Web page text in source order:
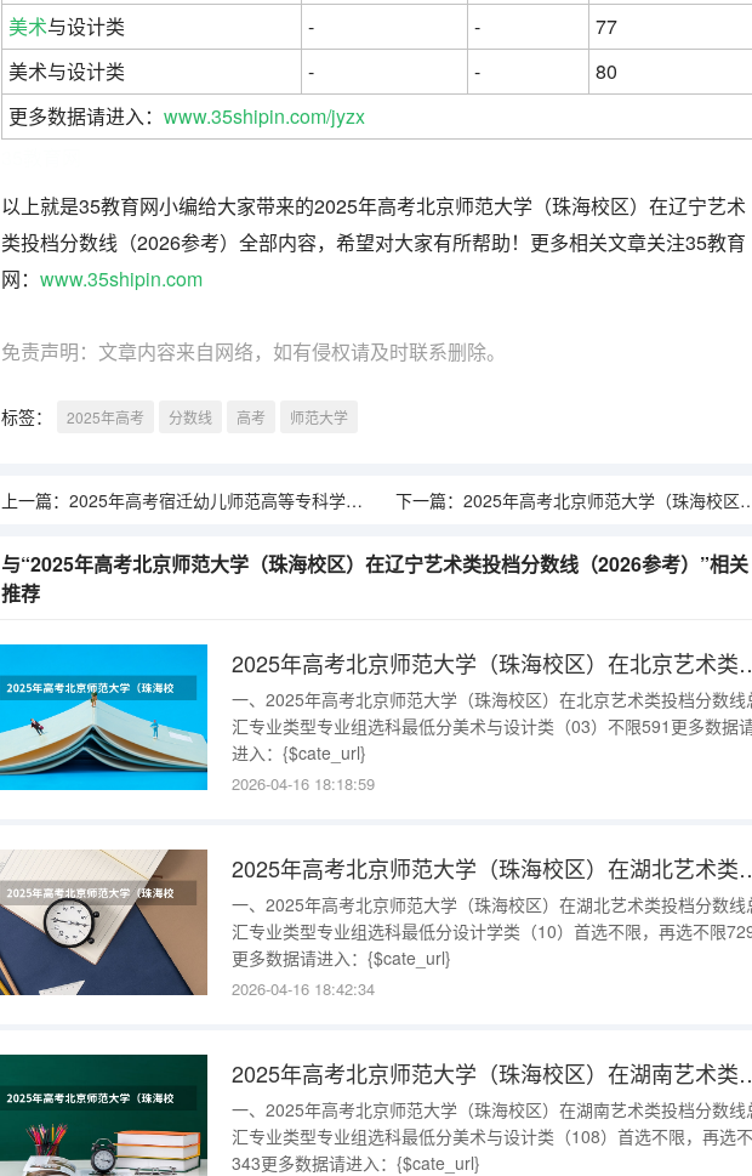
美术与设计类 - -
77
美术与设计类
- -
80
更多数据请进入： www.35shipin.com/jyzx
以上就是35教育网小编给大家带来的2025年高考北京师范大学（珠海校区）在辽宁艺术
类投档分数线（2026参考）全部内容，希望对大家有所帮助！更多相关文章关注35教育
网： www.35shipin.com
免责声明：文章内容来自网络，如有侵权请及时联系删除。
标签： 2025年高考 分数线 高考 师范大学
上一篇： 2025年高考宿迁幼儿师范高等专科学校在山东艺术类投档分数线（2026参考） 下一篇： 2025年高考北京师范大学（珠海校区）在北京艺术类投档分数线（2026参考）
与“2025年高考北京师范大学（珠海校区）在辽宁艺术类投档分数线（2026参考）”相关
推荐
2025年高考北京师范大学
一、2025年高考北京师范大学（珠海校区）在北京艺术类投档分数线
汇专业类型专业组选科最低分美术与设计类（03）不限591更多数据
进入：{$cate_url}
2026-04-16 18:18:59
2025年高考北京师范大学
一、2025年高考北京师范大学（珠海校区）在湖北艺术类投档分数线
汇专业类型专业组选科最低分设计学类（10）首选不限，再选不限
更多数据请进入：{$cate_url}
2026-04-16 18:42:34
2025年高考北京师范大学
一、2025年高考北京师范大学（珠海校区）在湖南艺术类投档分数线
汇专业类型专业组选科最低分美术与设计类（108）首选不限，再选
343更多数据请进入：{$cate_url}